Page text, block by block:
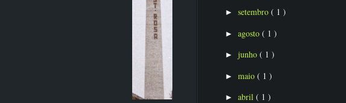
► setembro ( 1 )
► agosto ( 1 )
► junho ( 1 )
► maio ( 1 )
► abril ( 1 )